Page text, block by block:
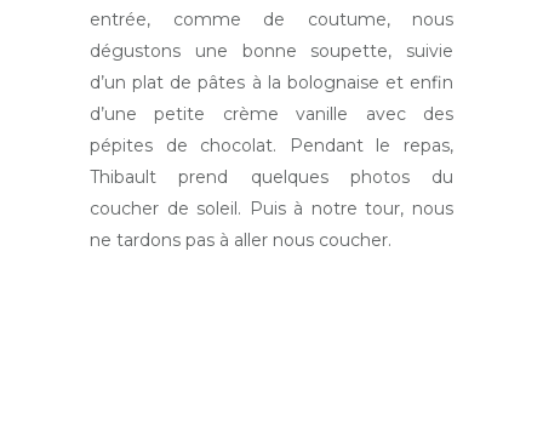
entrée, comme de coutume, nous
dégustons une bonne soupette, suivie
d’un plat de pâtes à la bolognaise et enfin
d’une petite crème vanille avec des
pépites de chocolat. Pendant le repas,
Thibault prend quelques photos du
coucher de soleil. Puis à notre tour, nous
ne tardons pas à aller nous coucher.